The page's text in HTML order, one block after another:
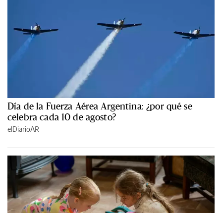
Día de la Fuerza Aérea Argentina: ¿por qué se
celebra cada 10 de agosto?
elDiarioAR